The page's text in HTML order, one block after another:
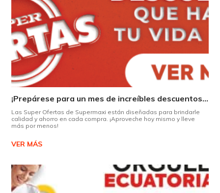
¡Prepárese para un mes de increíbles descuentos en Supermaxi!
Las Super Ofertas de Supermaxi están diseñadas para brindarle
calidad y ahorro en cada compra. ¡Aproveche hoy mismo y lleve
más por menos!
VER MÁS